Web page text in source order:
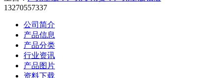
13270557337
公司简介
产品信息
产品分类
行业资讯
产品图片
资料下载